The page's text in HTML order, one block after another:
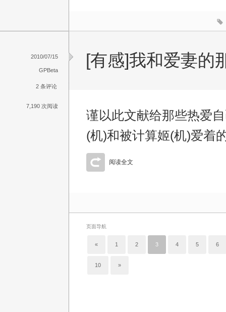
[有感]我和爱妻的
谨以此文献给那些热爱
(机)和被计算姬(机)爱着
阅读全文
2010/07/15
GPBeta
2 条评论
7,190 次阅读
页面导航
« 1 2 3 4 5 6
10 »